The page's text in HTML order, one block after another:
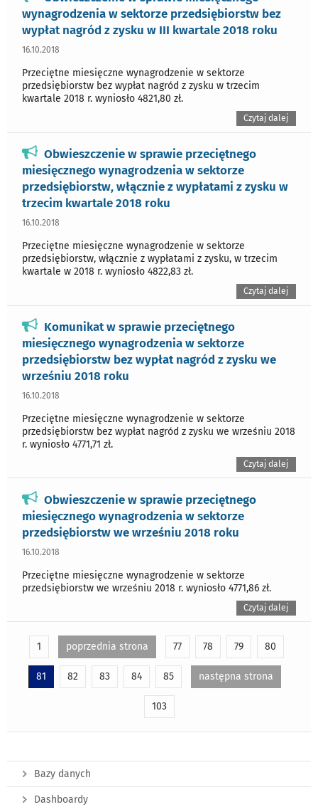
wynagrodzenia w sektorze przedsiębiorstw bez
wypłat nagród z zysku w III kwartale 2018 roku
16.10.2018
Przeciętne miesięczne wynagrodzenie w sektorze
przedsiębiorstw bez wypłat nagród z zysku w trzecim
kwartale 2018 r. wyniosło 4821,80 zł.
Czytaj dalej
Obwieszczenie w sprawie przeciętnego
miesięcznego wynagrodzenia w sektorze
przedsiębiorstw, włącznie z wypłatami z zysku w
trzecim kwartale 2018 roku
16.10.2018
Przeciętne miesięczne wynagrodzenie w sektorze
przedsiębiorstw, włącznie z wypłatami z zysku, w trzecim
kwartale w 2018 r. wyniosło 4822,83 zł.
Czytaj dalej
Komunikat w sprawie przeciętnego
miesięcznego wynagrodzenia w sektorze
przedsiębiorstw bez wypłat nagród z zysku we
wrześniu 2018 roku
16.10.2018
Przeciętne miesięczne wynagrodzenie w sektorze
przedsiębiorstw bez wypłat nagród z zysku we wrześniu 2018
r. wyniosło 4771,71 zł.
Czytaj dalej
Obwieszczenie w sprawie przeciętnego
miesięcznego wynagrodzenia w sektorze
przedsiębiorstw we wrześniu 2018 roku
16.10.2018
Przeciętne miesięczne wynagrodzenie w sektorze
przedsiębiorstw we wrześniu 2018 r. wyniosło 4771,86 zł.
Czytaj dalej
1 poprzednia strona 77 78 79 80
81 82 83 84 85 następna strona
103
Bazy danych
Dashboardy